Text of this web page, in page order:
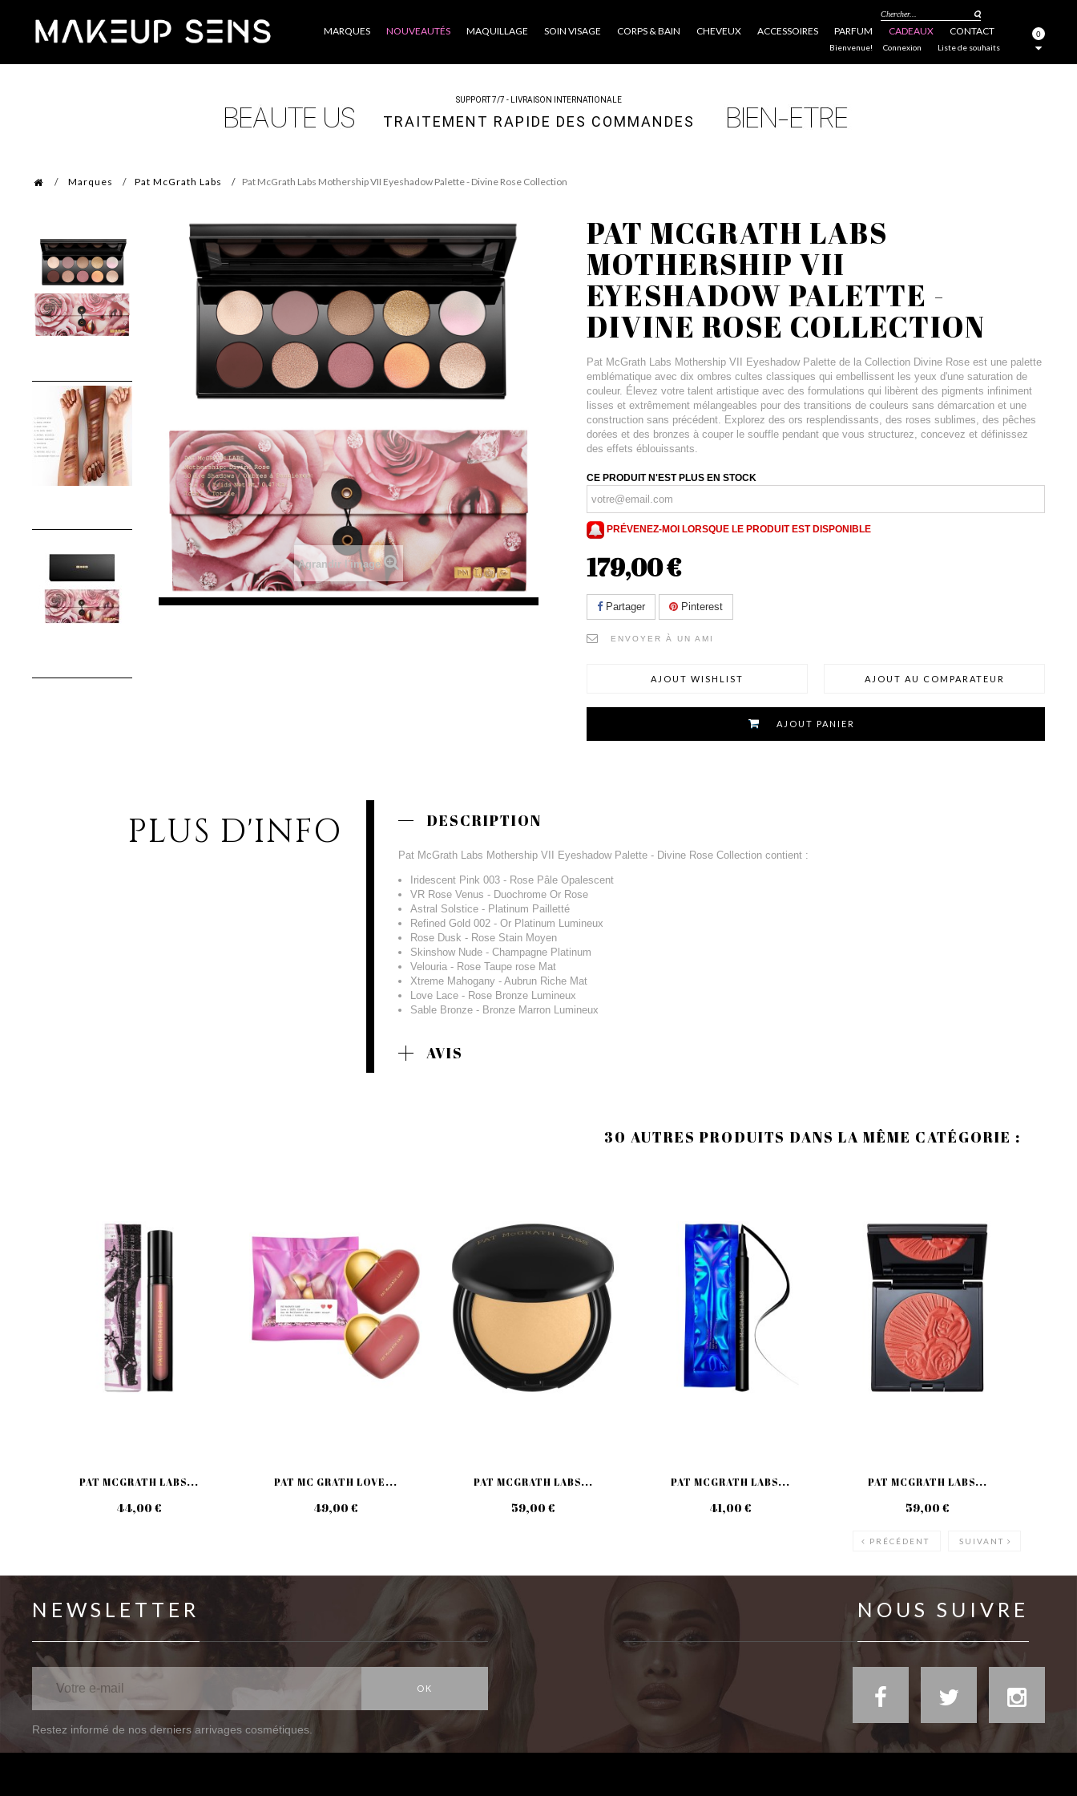
Catégories MARQUES NOUVEAUTÉS MAQUILLAGE SOIN VISAGE CORPS & BAIN CHEVEUX ACCESSOIRES PARFUM CADEAUX CONTACT
Chercher...
0
Liste de souhaits
Bienvenue! Connexion
SUPPORT 7/7 - LIVRAISON INTERNATIONALE
TRAITEMENT RAPIDE DES COMMANDES
Marques Pat McGrath Labs Pat McGrath Labs Mothership VII Eyeshadow Palette - Divine Rose Collection
Agrandir l'image
PAT MCGRATH LABS
MOTHERSHIP VII
EYESHADOW PALETTE -
DIVINE ROSE COLLECTION
Pat McGrath Labs Mothership VII Eyeshadow Palette de la Collection Divine Rose est une palette
emblématique avec dix ombres cultes classiques qui embellissent les yeux d'une saturation de
couleur. Élevez votre talent artistique avec des formulations qui libèrent des pigments infiniment
lisses et extrêmement mélangeables pour des transitions de couleurs sans démarcation et une
construction sans précédent. Explorez des ors resplendissants, des roses sublimes, des pêches
dorées et des bronzes à couper le souffle pendant que vous structurez, concevez et définissez
des effets éblouissants.
CE PRODUIT N'EST PLUS EN STOCK
PRÉVENEZ-MOI LORSQUE LE PRODUIT EST DISPONIBLE
179,00 €
Partager Pinterest
ENVOYER À UN AMI
AJOUT WISHLIST AJOUT AU COMPARATEUR
AJOUT PANIER
PLUS D'INFO DESCRIPTION
Pat McGrath Labs Mothership VII Eyeshadow Palette - Divine Rose Collection contient :
Iridescent Pink 003 - Rose Pâle Opalescent
VR Rose Venus - Duochrome Or Rose
Astral Solstice - Platinum Pailletté
Refined Gold 002 - Or Platinum Lumineux
Rose Dusk - Rose Stain Moyen
Skinshow Nude - Champagne Platinum
Velouria - Rose Taupe rose Mat
Xtreme Mahogany - Aubrun Riche Mat
Love Lace - Rose Bronze Lumineux
Sable Bronze - Bronze Marron Lumineux
AVIS
30 AUTRES PRODUITS DANS LA MÊME CATÉGORIE :
PAT MCGRATH LABS...
44,00 €
PAT MC GRATH LOVE...
49,00 €
PAT MCGRATH LABS...
59,00 €
PAT MCGRATH LABS...
41,00 €
PAT MCGRATH LABS...
59,00 €
PRÉCÉDENT SUIVANT
NEWSLETTER
OK
Restez informé de nos derniers arrivages cosmétiques.
NOUS SUIVRE